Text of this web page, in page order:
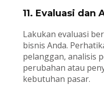
11. Evaluasi dan
Lakukan evaluasi
bisnis Anda.
pelanggan, analisis
perubahan atau
kebutuhan pasar.